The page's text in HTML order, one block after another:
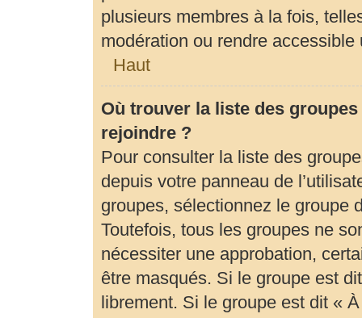
plusieurs membres à la fois,
modération ou rendre accessible
Haut
Où trouver la liste des
rejoindre ?
Pour consulter la liste des
depuis votre panneau de
groupes, sélectionnez le groupe
Toutefois, tous les groupes ne
nécessiter une approbation,
être masqués. Si le groupe est
librement. Si le groupe est dit «